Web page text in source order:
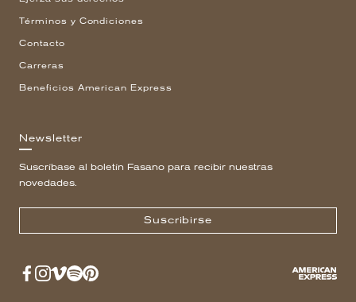
Términos y Condiciones
Contacto
Carreras
Beneficios American Express
Newsletter
Suscríbase al boletín Fasano para recibir nuestras
novedades.
Suscribirse